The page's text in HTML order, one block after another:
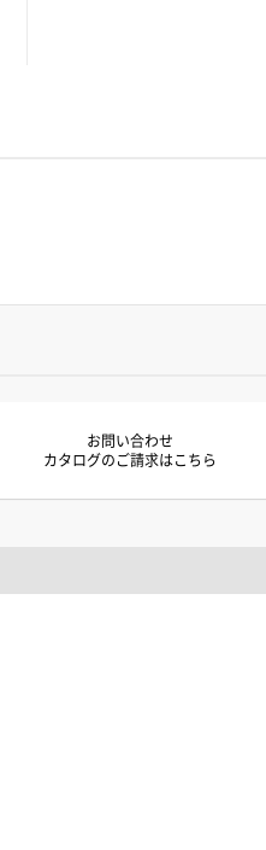
お問い合わせ
カタログのご請求はこちら